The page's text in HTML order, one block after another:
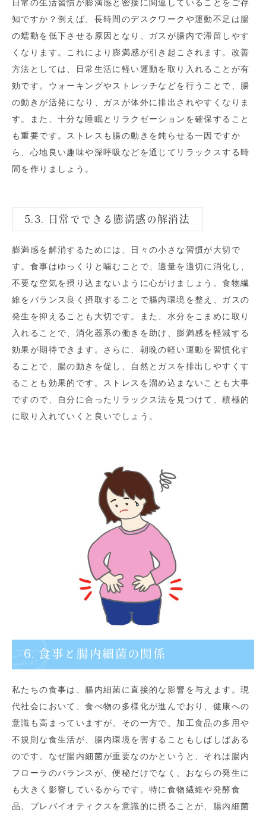
日常の生活習慣が膨満感と密接に関連していることをご存
知ですか？例えば、長時間のデスクワークや運動不足は腸
の蠕動を低下させる原因となり、ガスが腸内で滞留しやす
くなります。これにより膨満感が引き起こされます。改善
方法としては、日常生活に軽い運動を取り入れることが有
効です。ウォーキングやストレッチなどを行うことで、腸
の動きが活発になり、ガスが体外に排出されやすくなりま
す。また、十分な睡眠とリラクゼーションを確保すること
も重要です。ストレスも腸の動きを鈍らせる一因ですか
ら、心地良い趣味や深呼吸などを通じてリラックスする時
間を作りましょう。
5.3. 日常でできる膨満感の解消法
膨満感を解消するためには、日々の小さな習慣が大切で
す。食事はゆっくりと噛むことで、適量を適切に消化し、
不要な空気を摂り込まないように心がけましょう。食物繊
維をバランス良く摂取することで腸内環境を整え、ガスの
発生を抑えることも大切です。また、水分をこまめに取り
入れることで、消化器系の働きを助け、膨満感を軽減する
効果が期待できます。さらに、朝晩の軽い運動を習慣化す
ることで、腸の動きを促し、自然とガスを排出しやすくす
ることも効果的です。ストレスを溜め込まないことも大事
ですので、自分に合ったリラックス法を見つけて、積極的
に取り入れていくと良いでしょう。
6. 食事と腸内細菌の関係
私たちの食事は、腸内細菌に直接的な影響を与えます。現
代社会において、食べ物の多様化が進んでおり、健康への
意識も高まっていますが、その一方で、加工食品の多用や
不規則な食生活が、腸内環境を害することもしばしばある
のです。なぜ腸内細菌が重要なのかというと、それは腸内
フローラのバランスが、便秘だけでなく、おならの発生に
も大きく影響しているからです。特に食物繊維や発酵食
品、プレバイオティクスを意識的に摂ることが、腸内細菌